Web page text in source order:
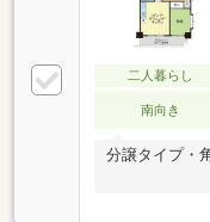
二人暮らし
南向き
分譲タイプ・